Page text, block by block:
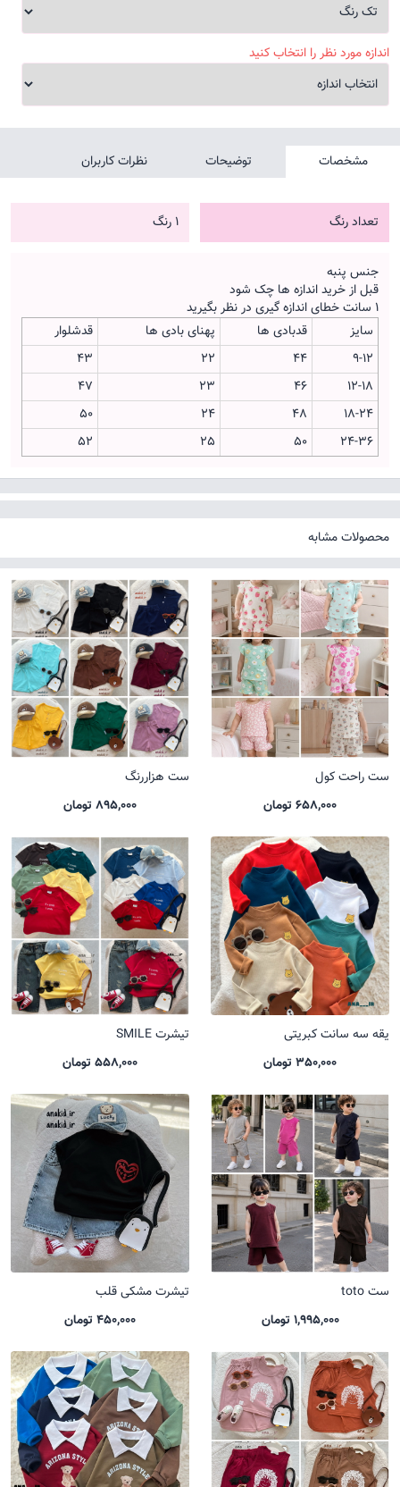
اندازه مورد نظر را انتخاب کنید
مشخصات توضیحات نظرات کاربران
تعداد رنگ 1 رنگ
جنس پنبه
قبل از خرید اندازه ها چک شود
1 سانت خطای اندازه گیری در نظر بگیرید
سایز
قدبادی ها پهنای بادی ها
قدشلوار
9-12
44
22
43
12-18
46
23
47
18-24
48
24
50
24-36
50
25
52
محصولات مشابه
ست راحت کول
658,000 تومان
ست هزاررنگ
895,000 تومان
یقه سه سانت کبریتی
350,000 تومان
تیشرت SMILE
558,000 تومان
ست toto
1,995,000 تومان
تیشرت مشکی قلب
450,000 تومان